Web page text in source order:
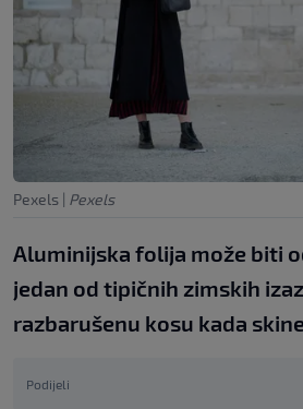
Pexels | Pexels
Aluminijska folija može biti
jedan od tipičnih zimskih
razbarušenu kosu kada
Podijeli